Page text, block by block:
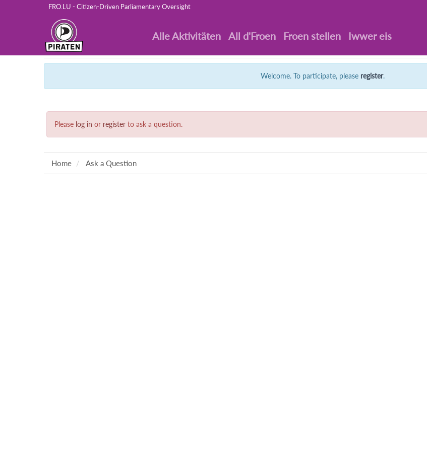
FRO.LU - Citizen-Driven Parliamentary Oversight
Alle Aktivitäten All d'Froen Froen stellen Iwwer eis
Welcome. To participate, please register.
Please log in or register to ask a question.
Home Ask a Question